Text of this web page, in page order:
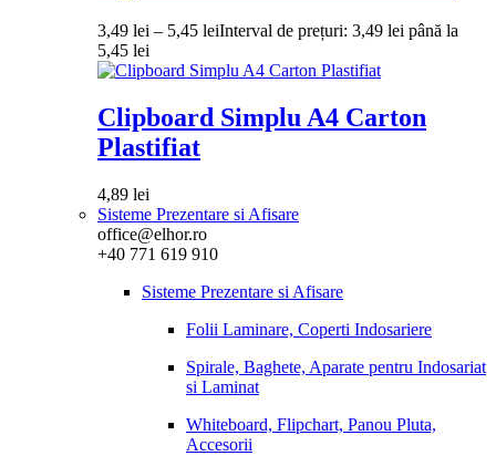
3,49 lei – 5,45 leiInterval de prețuri: 3,49 lei până la
5,45 lei
Clipboard Simplu A4 Carton
Plastifiat
4,89 lei
Sisteme Prezentare si Afisare
office@elhor.ro
+40 771 619 910
Sisteme Prezentare si Afisare
Folii Laminare, Coperti Indosariere
Spirale, Baghete, Aparate pentru Indosariat
si Laminat
Whiteboard, Flipchart, Panou Pluta,
Accesorii